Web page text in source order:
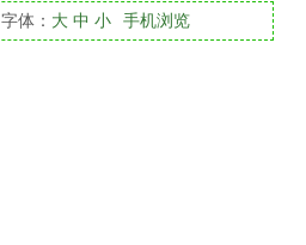
字体： 大 中 小 手机浏览